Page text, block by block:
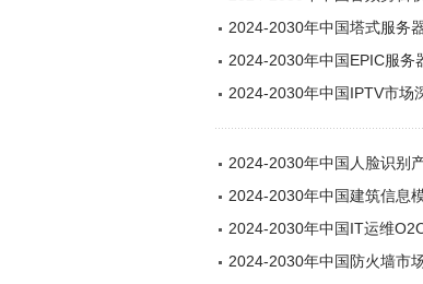
2024-2030年中国塔式服务
2024-2030年中国EPIC服务
2024-2030年中国IPTV市场
2024-2030年中国人脸识别
2024-2030年中国建筑信息
2024-2030年中国IT运维
2024-2030年中国防火墙市